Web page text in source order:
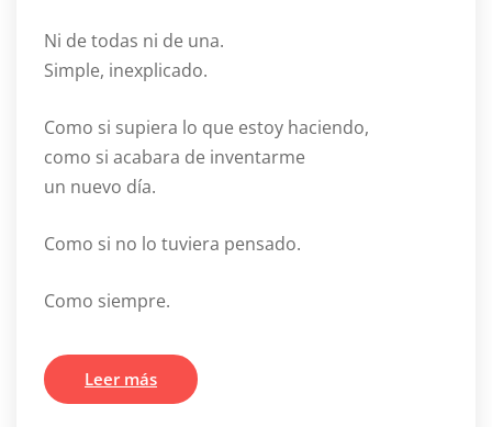
Ni de todas ni de una.
Simple, inexplicado.
Como si supiera lo que estoy haciendo,
como si acabara de inventarme
un nuevo día.
Como si no lo tuviera pensado.
Como siempre.
Leer más